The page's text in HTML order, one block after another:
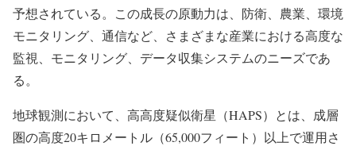
予想されている。この成長の原動力は、防衛、農業、環境
モニタリング、通信など、さまざまな産業における高度な
監視、モニタリング、データ収集システムのニーズであ
る。
地球観測において、高高度疑似衛星（HAPS）とは、成層
圏の高度20キロメートル（65,000フィート）以上で運用さ